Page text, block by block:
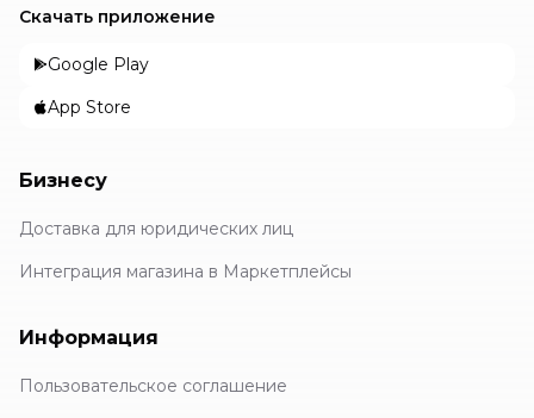
Скачать приложение
Google Play
App Store
Бизнесу
Доставка для юридических лиц
Интеграция магазина в Маркетплейсы
Информация
Пользовательское соглашение